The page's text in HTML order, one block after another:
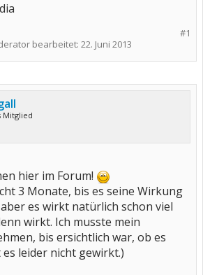
#1
bearbeitet: 22. Juni 2013
Mitglied
hier im Forum!
3 Monate, bis es seine Wirkung
es wirkt natürlich schon viel
wirkt. Ich musste mein
bis ersichtlich war, ob es
leider nicht gewirkt.)